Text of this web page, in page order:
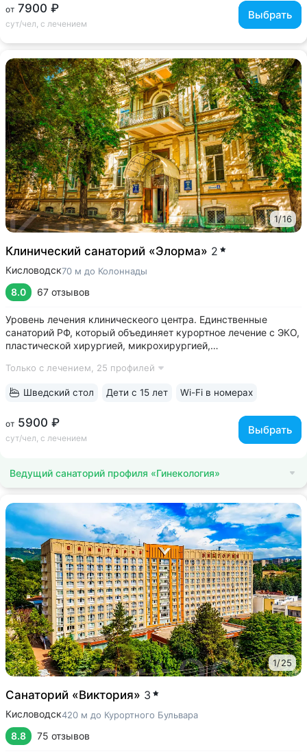
от 7900 ₽
сут/чел, с лечением
Выбрать
1/16
Клинический санаторий «Элорма» 2
Кисловодск70 м до Колоннады
8.0 67 отзывов
Уровень лечения клиническеого центра. Единственные
санаторий РФ, который объединяет курортное лечение с ЭКО,
пластической хирургией, микрохирургией,
• Красивое историческое здание в 100 м от Нарзанной
Только с лечением, 25 профилей
от 5900 ₽
сут/чел, с лечением
Выбрать
Шведский стол Дети с 15 лет Wi-Fi в номерах
Ведущий санаторий профиля «Гинекология»
1/25
Санаторий «Виктория» 3
Кисловодск420 м до Курортного Бульвара
8.8 75 отзывов